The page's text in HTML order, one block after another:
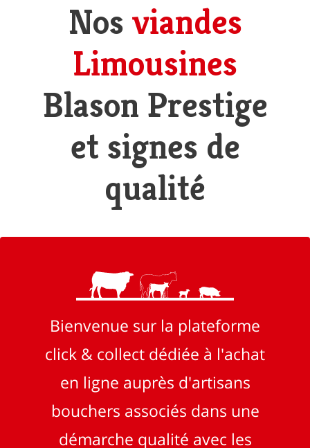
Nos viandes
Limousines
Blason Prestige
et signes de
qualité
Bienvenue sur la plateforme
click & collect dédiée à l'achat
en ligne auprès d'artisans
bouchers associés dans une
démarche qualité avec les